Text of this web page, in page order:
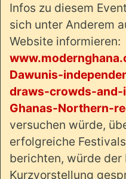
Infos zu diesem
sich unter Anderem
Website informieren:
Dawunis-
draws-crowds-
Ghanas-Northern-
versuchen würde,
erfolgreiche
berichten, würde der
Kurzvorstellung